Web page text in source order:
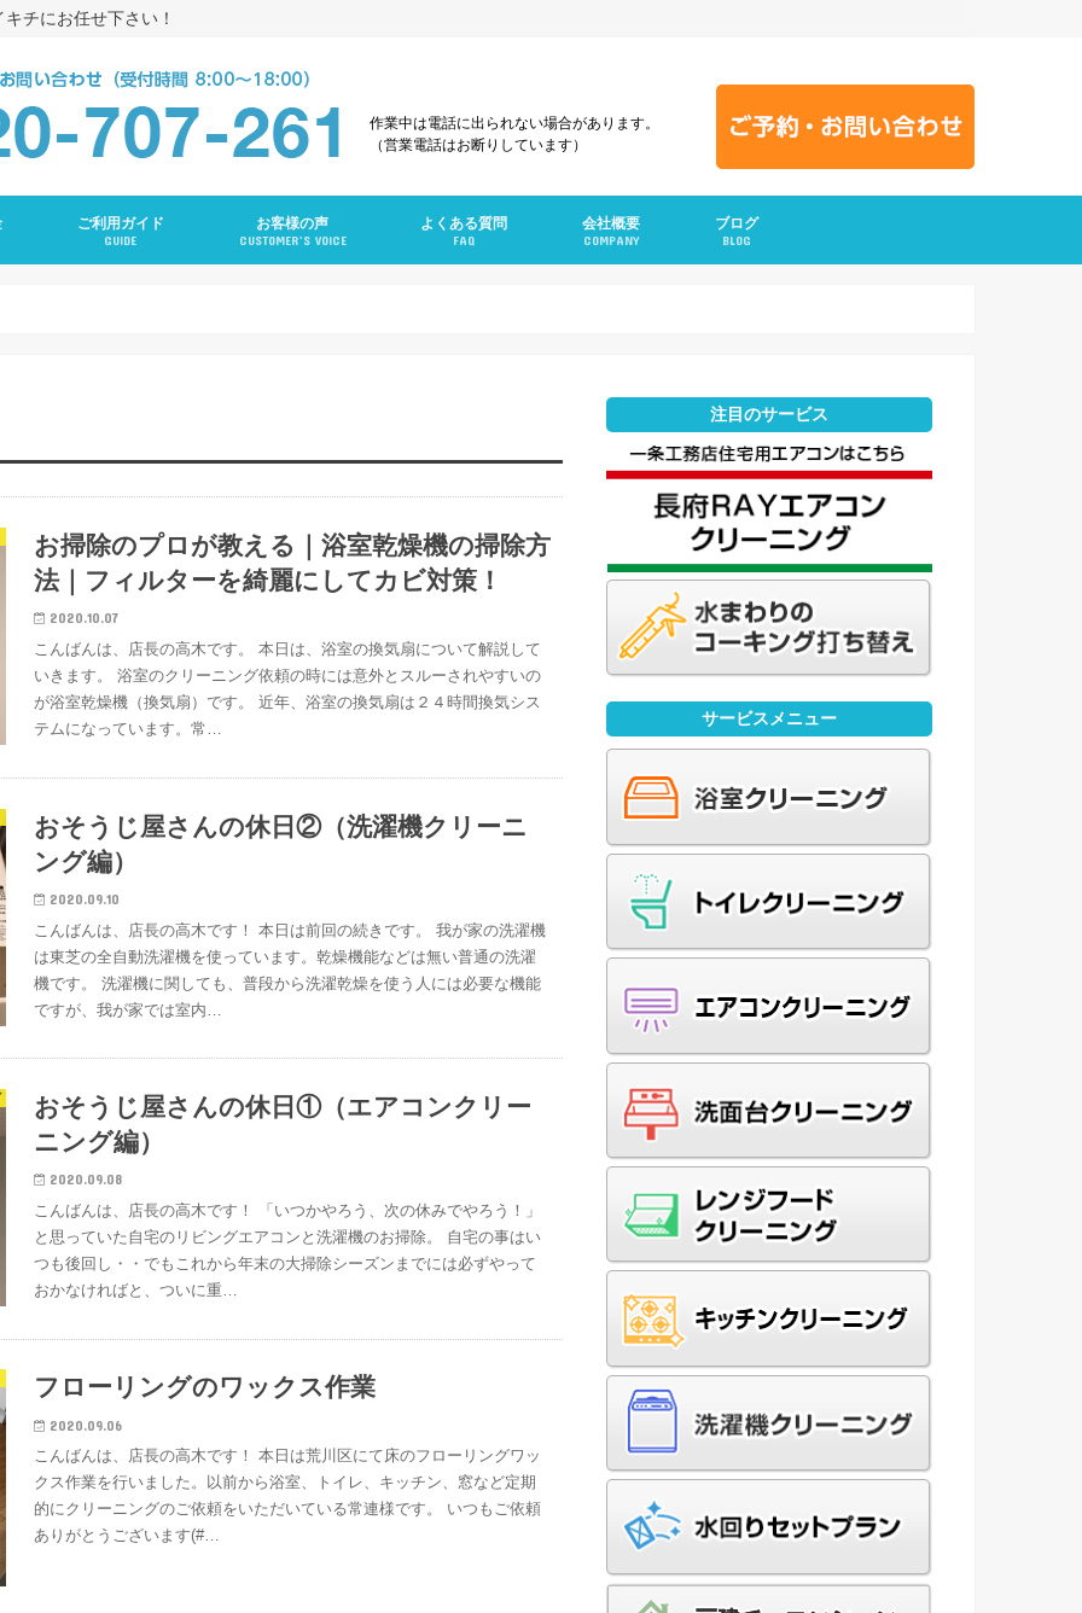
チにお任せ下さい！
作業中は電話に出られない場合があります。
（営業電話はお断りしています）
ご利用ガイド
GUIDE
お客様の声
CUSTOMER’S VOICE
よくある質問
FAQ
会社概要
COMPANY
ブログ
BLOG
お掃除のプロが教える｜浴室乾燥機の掃除方
法｜フィルターを綺麗にしてカビ対策！
2020.10.07
こんばんは、店長の高木です。 本日は、浴室の換気扇について解説して
いきます。 浴室のクリーニング依頼の時には意外とスルーされやすいの
が浴室乾燥機（換気扇）です。 近年、浴室の換気扇は２４時間換気シス
テムになっています。常…
おそうじ屋さんの休日②（洗濯機クリーニ
ング編）
2020.09.10
こんばんは、店長の高木です！ 本日は前回の続きです。 我が家の洗濯機
は東芝の全自動洗濯機を使っています。乾燥機能などは無い普通の洗濯
機です。 洗濯機に関しても、普段から洗濯乾燥を使う人には必要な機能
ですが、我が家では室内…
おそうじ屋さんの休日①（エアコンクリー
ニング編）
2020.09.08
こんばんは、店長の高木です！ 「いつかやろう、次の休みでやろう！」
と思っていた自宅のリビングエアコンと洗濯機のお掃除。 自宅の事はい
つも後回し・・でもこれから年末の大掃除シーズンまでには必ずやって
おかなければと、ついに重…
フローリングのワックス作業
2020.09.06
こんばんは、店長の高木です！ 本日は荒川区にて床のフローリングワッ
クス作業を行いました。以前から浴室、トイレ、キッチン、窓など定期
的にクリーニングのご依頼をいただいている常連様です。 いつもご依頼
ありがとうございます(#…
注目のサービス
サービスメニュー